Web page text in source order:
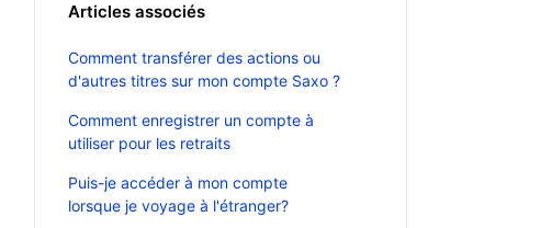
Articles associés
Comment transférer des actions ou
d'autres titres sur mon compte Saxo ?
Comment enregistrer un compte à
utiliser pour les retraits
Puis-je accéder à mon compte
lorsque je voyage à l'étranger?